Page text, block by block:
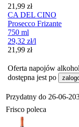
Cena
21,99 zł
CA DEL CINO
Prosecco Frizante
750 ml
29,32 zł/l
Cena
21,99 zł
Oferta napojów
dostępna jest po
Przydatny do 26-06-
Frisco poleca